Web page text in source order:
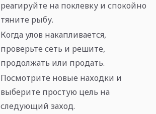
реагируйте на поклевку и спокойно
тяните рыбу.
Когда улов накапливается,
проверьте сеть и решите,
продолжать или продать.
Посмотрите новые находки и
выберите простую цель на
следующий заход.